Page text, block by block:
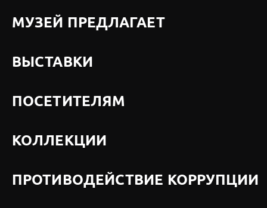
МУЗЕЙ ПРЕДЛАГАЕТ
ВЫСТАВКИ
ПОСЕТИТЕЛЯМ
КОЛЛЕКЦИИ
ПРОТИВОДЕЙСТВИЕ КОРРУПЦИИ